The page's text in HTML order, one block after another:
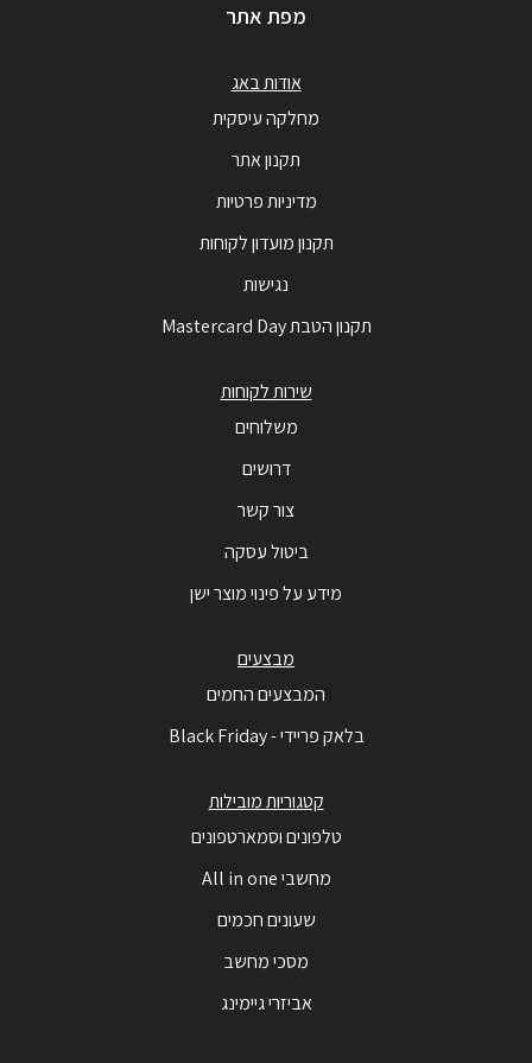
מפת אתר
אודות באג
מחלקה עיסקית
תקנון אתר
מדיניות פרטיות
תקנון מועדון לקוחות
נגישות
תקנון הטבת Mastercard Day
שירות לקוחות
משלוחים
דרושים
צור קשר
ביטול עסקה
מידע על פינוי מוצר ישן
מבצעים
המבצעים החמים
בלאק פריידי - Black Friday
קטגוריות מובילות
טלפונים וסמארטפונים
מחשבי All in one
שעונים חכמים
מסכי מחשב
אביזרי גיימינג